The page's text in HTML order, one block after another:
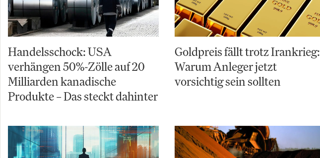
Handelsschock: USA
verhängen 50%-Zölle auf 20
Milliarden kanadische
Produkte – Das steckt dahinter
Goldpreis fällt trotz Irankrieg:
Warum Anleger jetzt
vorsichtig sein sollten